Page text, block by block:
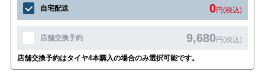
自宅配送 0円(税込)
店舗交換予約 9,680円(税込)
店舗交換予約はタイヤ4本購入の場合のみ選択可能です。